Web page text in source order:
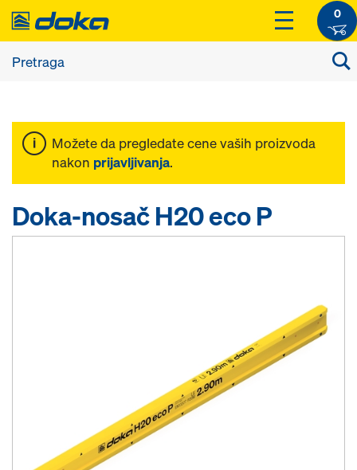
0
Možete da pregledate cene vaših proizvoda
nakon prijavljivanja.
Doka-nosač H20 eco P